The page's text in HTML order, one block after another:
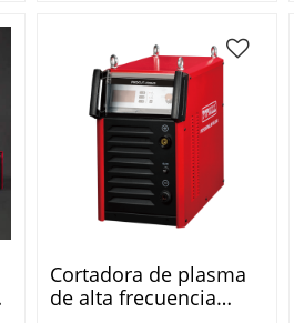
Cortadora de plasma
de alta frecuencia